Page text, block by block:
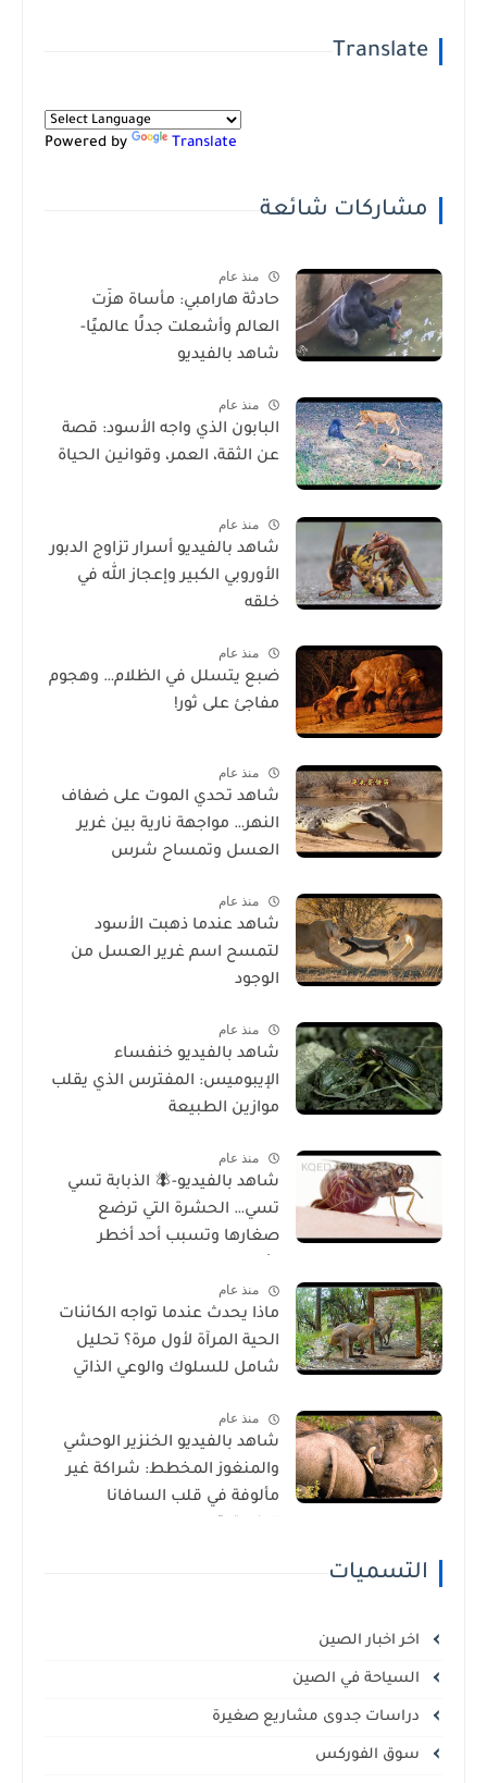
Translate
Powered by Translate
مشاركات شائعة
منذ عام
حادثة هارامبي: مأساة هزّت
العالم وأشعلت جدلًا عالميًا-
شاهد بالفيديو
منذ عام
البابون الذي واجه الأسود: قصة
عن الثقة، العمر، وقوانين الحياة
منذ عام
شاهد بالفيديو أسرار تزاوج الدبور
الأوروبي الكبير وإعجاز الله في
خلقه
منذ عام
ضبع يتسلل في الظلام… وهجوم
مفاجئ على ثور!
منذ عام
شاهد تحدي الموت على ضفاف
النهر… مواجهة نارية بين غرير
العسل وتمساح شرس
منذ عام
شاهد عندما ذهبت الأسود
لتمسح اسم غرير العسل من
الوجود
منذ عام
شاهد بالفيديو خنفساء
الإيبوميس: المفترس الذي يقلب
موازين الطبيعة
منذ عام
شاهد بالفيديو-🪰 الذبابة تسي
تسي… الحشرة التي ترضع
صغارها وتسبب أحد أخطر
منذ عام
ماذا يحدث عندما تواجه الكائنات
الحية المرآة لأول مرة؟ تحليل
شامل للسلوك والوعي الذاتي
منذ عام
شاهد بالفيديو الخنزير الوحشي
والمنغوز المخطط: شراكة غير
مألوفة في قلب السافانا
التسميات
اخر اخبار الصين
السياحة في الصين
دراسات جدوى مشاريع صغيرة
سوق الفوركس